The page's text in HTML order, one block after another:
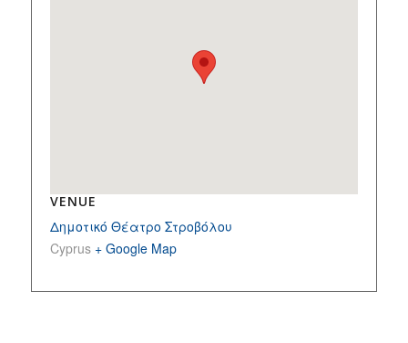
VENUE
Δημοτικό Θέατρο Στροβόλου
Cyprus + Google Map